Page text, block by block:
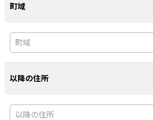
町域
以降の住所